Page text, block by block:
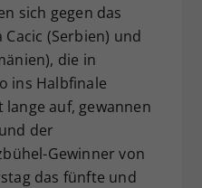
sich gegen das
(Serbien) und
die in
ins Halbfinale
auf, gewannen
der
Gewinner von
das fünfte und